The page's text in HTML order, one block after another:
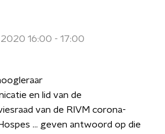
16:00 - 17:00
en lid van de
van de RIVM corona-
... geven antwoord op die